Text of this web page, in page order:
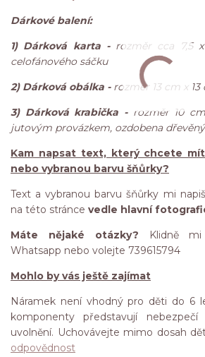
Dárkové balení:
1) Dárková karta - rozměr cca 7,5
celofánového sáčku
2) Dárková obálka -rozměr 13 cm x 13
3) Dárková krabička - rozměr 10
jutovým provázkem, ozdobena
Kam napsat text, který chcete
nebo vybranou barvu šňůrky?
Text a vybranou barvu šňůrky mi
na této stránce vedle hlavní
Máte nějaké otázky?
Klidně
Whatsapp nebo volejte 739615794
Mohlo by vás ještě zajímat
Náramek není vhodný pro děti do 6
komponenty představují
uvolnění. Uchovávejte mimo dosah
odpovědnost